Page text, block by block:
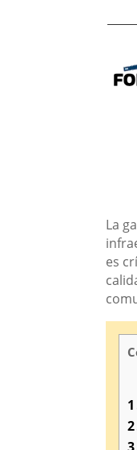
La
es